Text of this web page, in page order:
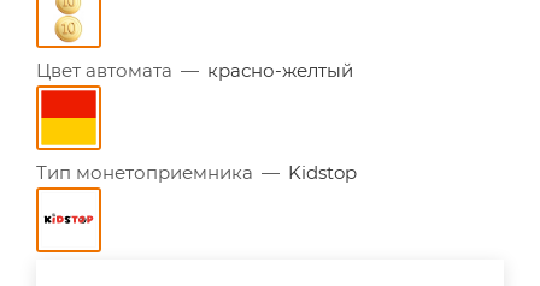
Цвет автомата — красно-желтый
Тип монетоприемника — Kidstop